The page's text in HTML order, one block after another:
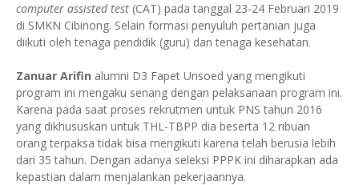
computer assisted test (CAT) pada tanggal 23-24 Februari 2019
di SMKN Cibinong. Selain formasi penyuluh pertanian juga
diikuti oleh tenaga pendidik (guru) dan tenaga kesehatan.
Zanuar Arifin alumni D3 Fapet Unsoed yang mengikuti
program ini mengaku senang dengan pelaksanaan program ini.
Karena pada saat proses rekrutmen untuk PNS tahun 2016
yang dikhususkan untuk THL-TBPP dia beserta 12 ribuan
orang terpaksa tidak bisa mengikuti karena telah berusia lebih
dari 35 tahun. Dengan adanya seleksi PPPK ini diharapkan ada
kepastian dalam menjalankan pekerjaannya.